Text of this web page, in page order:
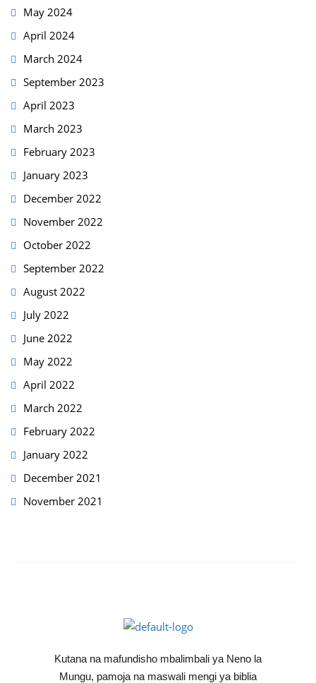
May 2024
April 2024
March 2024
September 2023
April 2023
March 2023
February 2023
January 2023
December 2022
November 2022
October 2022
September 2022
August 2022
July 2022
June 2022
May 2022
April 2022
March 2022
February 2022
January 2022
December 2021
November 2021
Kutana na mafundisho mbalimbali ya Neno la
Mungu, pamoja na maswali mengi ya biblia